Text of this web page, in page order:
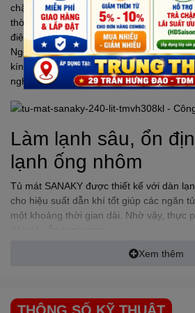
chặn tia cực tím ảnh hưởng tới thực
thời, làm giảm truyền nhiệt từ bên ngoài
điện năng tiêu thụ.
Ngoài ra, khi tủ hoạt động hạn chế tối
kính do khả năng cách nhiệt và khống
nghệ Low-E.
Làm lạnh sâu, ổn
lạnh ống nhôm
Tủ mát SANAKY được thiết kế với dàn
cho hiệu suất dẫn khí tốt giúp các ngăn
một khoảng thời gian dài. Nhờ vậy, thực
Với công nghệ làm lạnh trực tiếp, các
Xem thêm